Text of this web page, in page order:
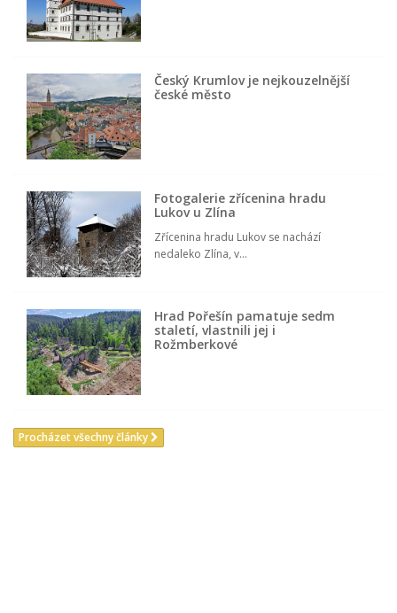
Český Krumlov je nejkouzelnější
české město
Fotogalerie zřícenina hradu
Lukov u Zlína
Zřícenina hradu Lukov se nachází
nedaleko Zlína, v...
Hrad Pořešín pamatuje sedm
staletí, vlastnili jej i
Rožmberkové
Procházet všechny články